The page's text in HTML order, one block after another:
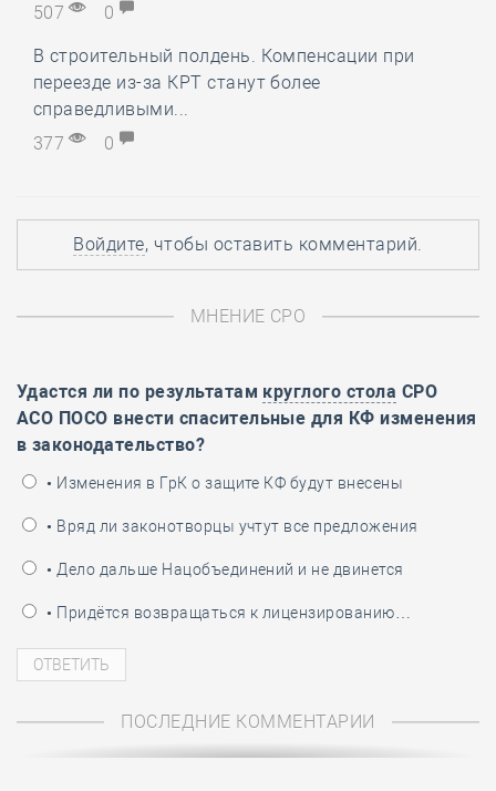
507
0
В строительный полдень. Компенсации при
переезде из-за КРТ станут более
справедливыми...
377
0
Войдите, чтобы оставить комментарий.
МНЕНИЕ СРО
Удастся ли по результатам круглого стола СРО
АСО ПОСО внести спасительные для КФ изменения
в законодательство?
• Изменения в ГрК о защите КФ будут внесены
• Вряд ли законотворцы учтут все предложения
• Дело дальше Нацобъединений и не двинется
• Придётся возвращаться к лицензированию…
ПОСЛЕДНИЕ КОММЕНТАРИИ